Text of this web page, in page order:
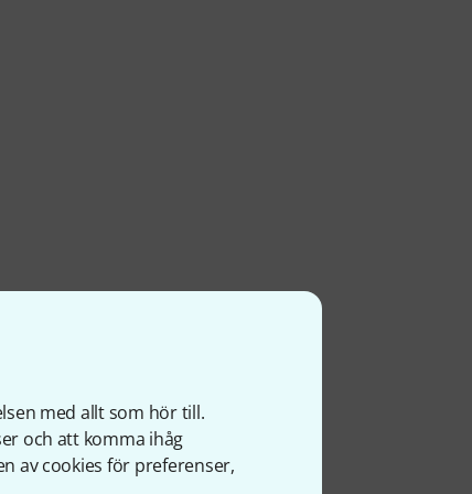
med allt som hör till.
och att komma ihåg
av cookies för preferenser,